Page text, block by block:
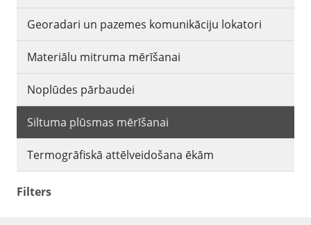
Georadari un pazemes komunikāciju lokatori
Materiālu mitruma mērīšanai
Noplūdes pārbaudei
Siltuma plūsmas mērīšanai
Termogrāfiskā attēlveidošana ēkām
Filters